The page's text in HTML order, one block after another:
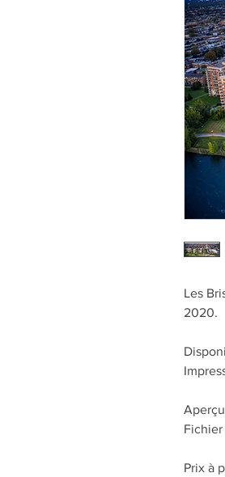
Les
2020.
Prix à